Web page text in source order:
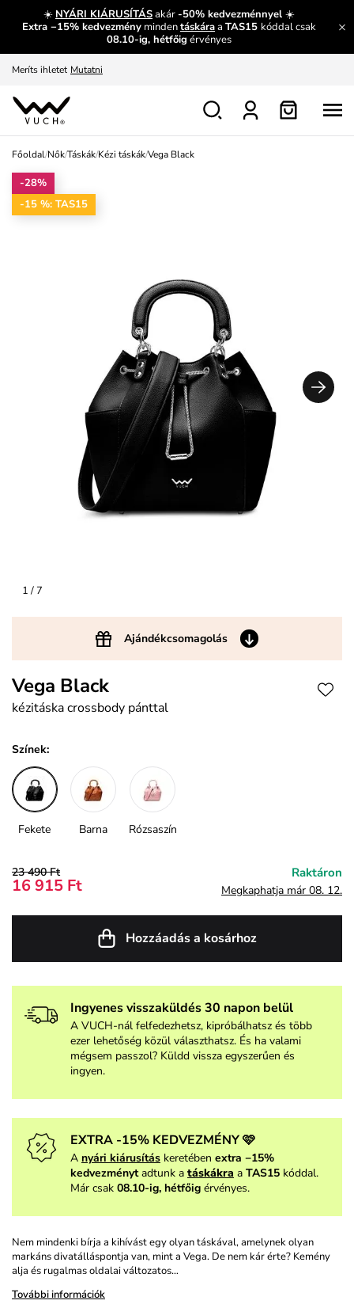
☀️ NYÁRI KIÁRUSÍTÁSakár-50% kedvezménnyel ☀️
Extra −15% kedvezmény mindentáskáraa TAS15 kóddal csak
08.10-ig, hétfőig érvényes
És mi az, amit máshol nem lehet megtudni?
Fedezze fel velünk az újdonságokat. Megtekintés
Meríts ihletet Mutatni
Ingyenes csere és visszaküldés
Főoldal/Nők/Táskák/Kézi táskák/Vega Black
1/ 7
Ajándékcsomagolás
-28%
-15 %: TAS15
Vega Black
kézitáska crossbody pánttal
Színek:
Fekete Barna Rózsaszín
23 490 Ft
16 915 Ft
Raktáron
Megkaphatja már 08. 12.
Hozzáadás a kosárhoz
Ingyenes visszaküldés 30 napon belül
A VUCH-nál felfedezhetsz, kipróbálhatsz és több
ezer lehetőség közül választhatsz. És ha valami
mégsem passzol? Küldd vissza egyszerűen és
ingyen.
EXTRA -15% KEDVEZMÉNY 🩷
A nyári kiárusítás keretében extra −15%
kedvezménytadtunk a táskákra a TAS15 kóddal.
Már csak 08.10-ig, hétfőig érvényes.
Nem mindenki bírja a kihívást egy olyan táskával, amelynek olyan
markáns divatálláspontja van, mint a Vega. De nem kár érte? Kemény
alja és rugalmas oldalai változatos…
További információk